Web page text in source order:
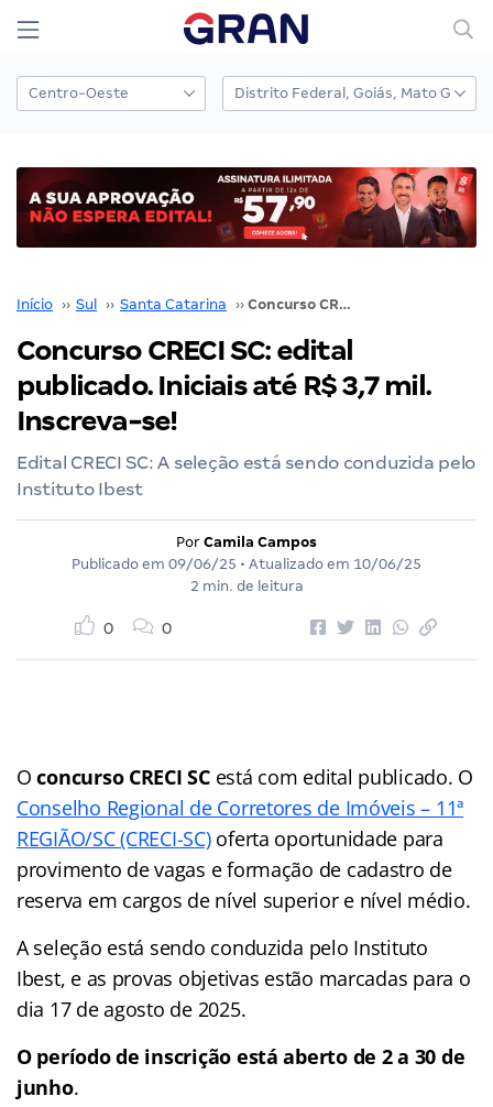
Início ›› Sul ›› Santa Catarina ›› Concurso CRECI SC: edital publicado. Iniciais até R$ 3,7 mil. Inscreva-se!
Concurso CRECI SC: edital
publicado. Iniciais até R$ 3,7 mil.
Inscreva-se!
Edital CRECI SC: A seleção está sendo conduzida pelo
Instituto Ibest
Por Camila Campos
Publicado em 09/06/25 • Atualizado em 10/06/25
2 min. de leitura
0 0
Oconcurso CRECI SC está com edital publicado. O
Conselho Regional de Corretores de Imóveis – 11ª
REGIÃO/SC (CRECI-SC)oferta oportunidade para
provimento de vagas e formação de cadastro de
reserva em cargos de nível superior e nível médio.
A seleção está sendo conduzida pelo Instituto
Ibest, e as provas objetivas estão marcadas para o
dia 17 de agosto de 2025.
O período de inscrição está aberto de 2 a 30 de
junho.